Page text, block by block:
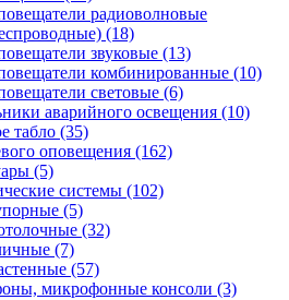
радиоволновые
(18)
звуковые (13)
комбинированные (10)
световые (6)
аварийного освещения (10)
табло (35)
оповещения (162)
(5)
системы (102)
(5)
(32)
(7)
(57)
микрофонные консоли (3)